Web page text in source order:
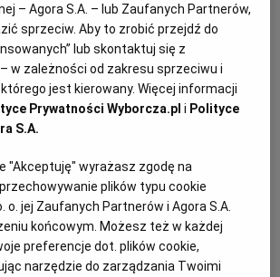
KIELCE
KOSZALIN
LUBLIN
ŁÓDŹ
MAGAZYN O JĘZYKU
GAZETA.PL
TOK FM
SPORT.PL
PUBLIO.PL
food, który daje uczucie sytości
tak można by opisać dyniową
Dodatek płatków drożdżowych
a czosnek i cebula podkręcają
tofu, tworząc wyjątkową
a użycie mleczka
przyrządzenia sosu sprawia, że jest
zostawiając miejsce do popisu
– Agora S.A. – lub Zaufanych Partnerów,
sprzeciw. Aby to zrobić przejdź do
lub skontaktuj się z
w zależności od zakresu sprzeciwu i
jest kierowany. Więcej informacji
Prywatności Wyborcza.pl i Polityce
S.A.
"Akceptuję" wyrażasz zgodę na
plików typu cookie
o. jej Zaufanych Partnerów i Agora S.A.
końcowym. Możesz też w każdej
preferencje dot. plików cookie,
narzędzie do zarządzania Twoimi